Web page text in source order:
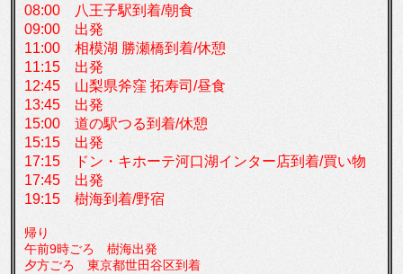
08:00 八王子駅到着/朝食
09:00 出発
11:00 相模湖 勝瀬橋到着/休憩
11:15 出発
12:45 山梨県斧窪 拓寿司/昼食
13:45 出発
15:00 道の駅つる到着/休憩
15:15 出発
17:15 ドン・キホーテ河口湖インター店到着/買い物
17:45 出発
19:15 樹海到着/野宿
帰り
午前9時ごろ 樹海出発
夕方ごろ 東京都世田谷区到着